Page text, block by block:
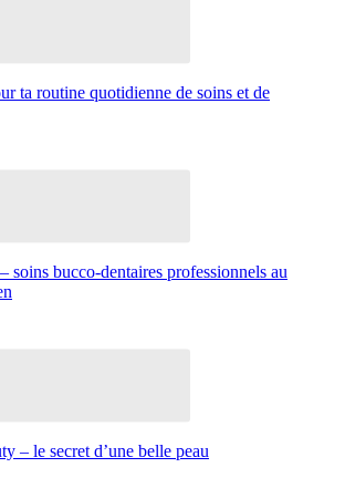
ta routine quotidienne de soins et de
soins bucco-dentaires professionnels au
– le secret d’une belle peau